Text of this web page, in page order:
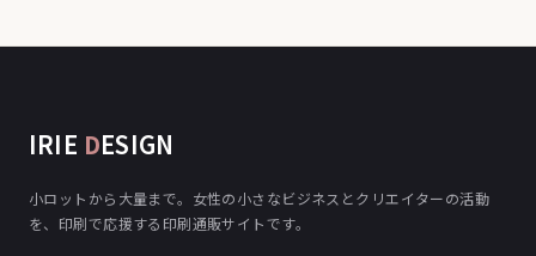
IRIE DESIGN
小ロットから大量まで。女性の小さなビジネスとクリエイターの活動
を、印刷で応援する印刷通販サイトです。